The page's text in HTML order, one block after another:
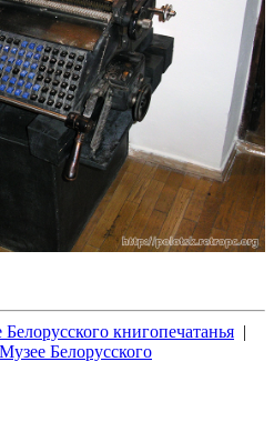
книгопечатанья |
Белорусского